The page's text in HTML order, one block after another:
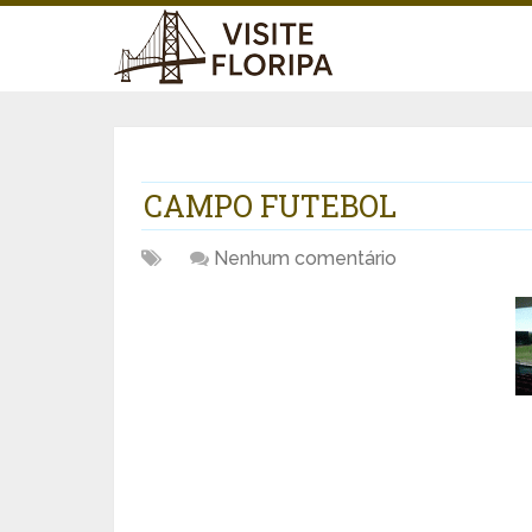
CAMPO FUTEBOL
Nenhum comentário